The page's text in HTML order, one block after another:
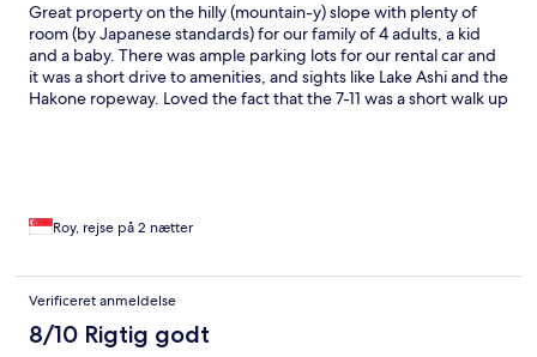
Great property on the hilly (mountain-y) slope with plenty of
room (by Japanese standards) for our family of 4 adults, a kid
and a baby. There was ample parking lots for our rental car and
it was a short drive to amenities, and sights like Lake Ashi and the
Hakone ropeway. Loved the fact that the 7-11 was a short walk up
Roy, rejse på 2 nætter
Verificeret anmeldelse
8/10 Rigtig godt